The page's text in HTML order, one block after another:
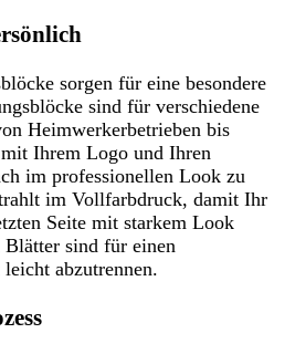
sorgen für eine besondere
sind für verschiedene
Heimwerkerbetrieben bis
Ihrem Logo und Ihren
im professionellen Look zu
im Vollfarbdruck, damit Ihr
Seite mit starkem Look
Blätter sind für einen
abzutrennen.